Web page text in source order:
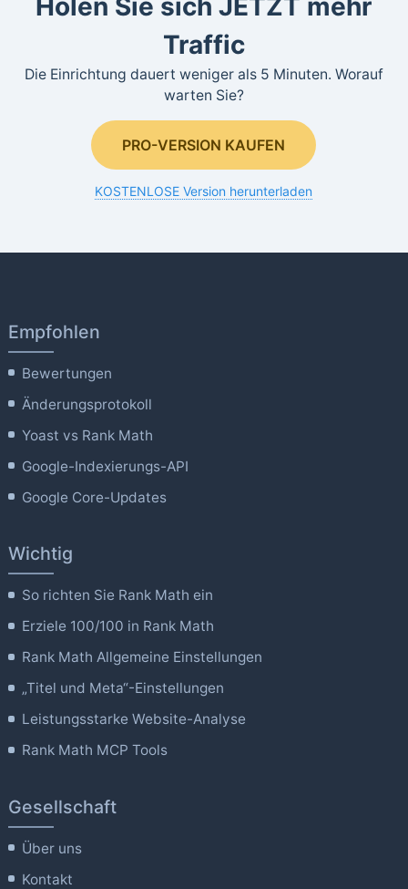
Holen Sie sich JETZT mehr
Traffic
Die Einrichtung dauert weniger als 5 Minuten. Worauf
warten Sie?
PRO-VERSION KAUFEN
KOSTENLOSE Version herunterladen
Empfohlen
Bewertungen
Änderungsprotokoll
Yoast vs Rank Math
Google-Indexierungs-API
Google Core-Updates
Wichtig
So richten Sie Rank Math ein
Erziele 100/100 in Rank Math
Rank Math Allgemeine Einstellungen
„Titel und Meta“-Einstellungen
Leistungsstarke Website-Analyse
Rank Math MCP Tools
Gesellschaft
Über uns
Kontakt